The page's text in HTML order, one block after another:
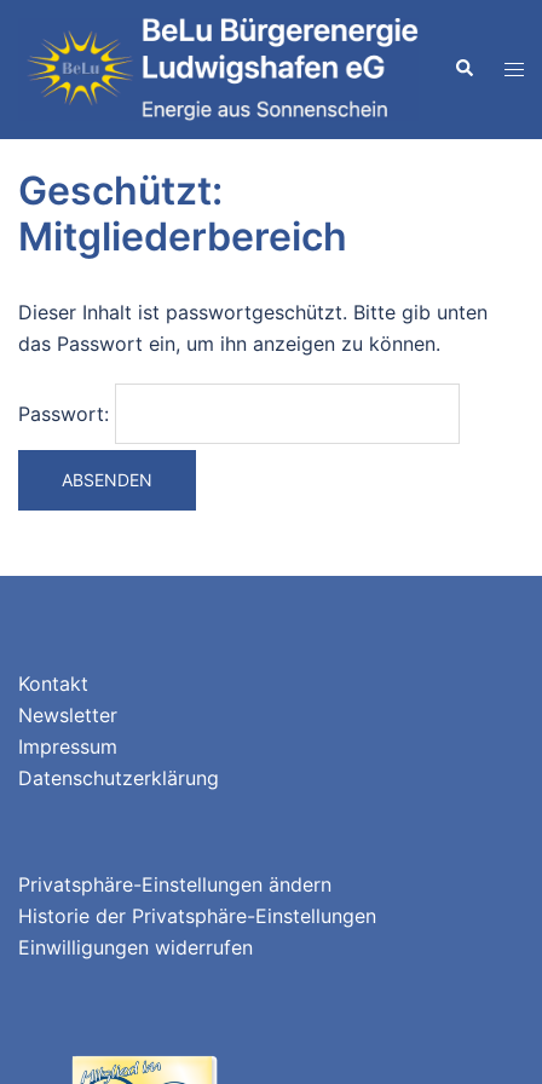
Inhalt
springen
Suche
Geschützt:
Mitgliederbereich
Dieser Inhalt ist passwortgeschützt. Bitte gib unten
das Passwort ein, um ihn anzeigen zu können.
Passwort:
Kontakt
Newsletter
Impressum
Datenschutzerklärung
Privatsphäre-Einstellungen ändern
Historie der Privatsphäre-Einstellungen
Einwilligungen widerrufen